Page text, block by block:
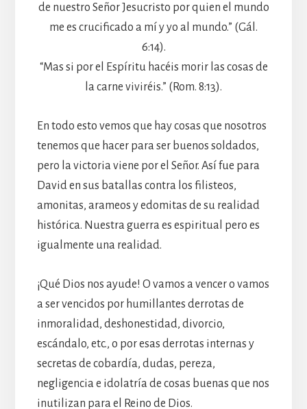
de nuestro Señor Jesucristo por quien el mundo
me es crucificado a mí y yo al mundo.” (Gál.
6:14).
“Mas si por el Espíritu hacéis morir las cosas de
la carne viviréis.” (Rom. 8:13).
En todo esto vemos que hay cosas que nosotros
tenemos que hacer para ser buenos soldados,
pero la victoria viene por el Señor. Así fue para
David en sus batallas contra los filisteos,
amonitas, arameos y edomitas de su realidad
histórica. Nuestra guerra es espiritual pero es
igualmente una realidad.
¡Qué Dios nos ayude! O vamos a vencer o vamos
a ser vencidos por humillantes derrotas de
inmoralidad, deshonestidad, divorcio,
escándalo, etc., o por esas derrotas internas y
secretas de cobardía, dudas, pereza,
negligencia e idolatría de cosas buenas que nos
inutilizan para el Reino de Dios.